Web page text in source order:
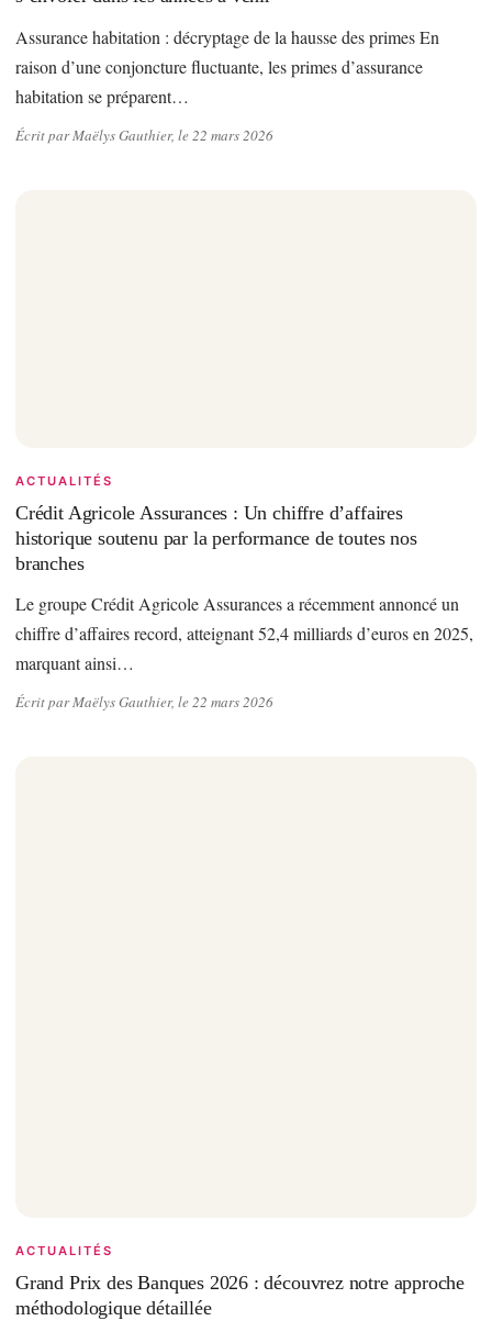
Assurance habitation : décryptage de la hausse des primes En
raison d’une conjoncture fluctuante, les primes d’assurance
habitation se préparent…
Écrit par Maëlys Gauthier, le 22 mars 2026
ACTUALITÉS
Crédit Agricole Assurances : Un chiffre d’affaires
historique soutenu par la performance de toutes nos
branches
Le groupe Crédit Agricole Assurances a récemment annoncé un
chiffre d’affaires record, atteignant 52,4 milliards d’euros en 2025,
marquant ainsi…
Écrit par Maëlys Gauthier, le 22 mars 2026
ACTUALITÉS
Grand Prix des Banques 2026 : découvrez notre approche
méthodologique détaillée